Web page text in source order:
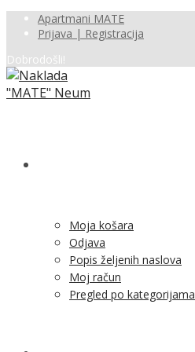
Apartmani MATE
Prijava | Registracija
Dobrodošli!
Moja košara
Odjava
Popis željenih naslova
Moj račun
Pregled po kategorijama